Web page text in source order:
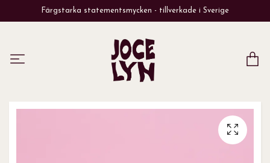
Färgstarka statementsmycken - tillverkade i Sverige